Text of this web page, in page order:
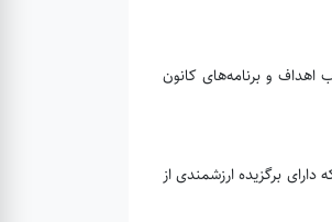
اهداف و برنامه‌های کانون
برگزیده ارزشمندی از